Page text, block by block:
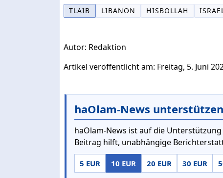
TLAIB
LIBANON HISBOLLAH
Autor: Redaktion
Artikel veröffentlicht am: Freitag, 5. Juni
haOlam-News unterstützen
haOlam-News ist auf die
Beitrag hilft, unabhängige
5 EUR 10 EUR 20 EUR 30 EUR